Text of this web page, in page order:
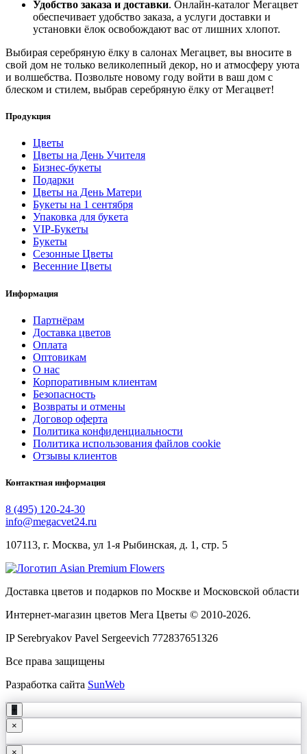
Удобство заказа и доставки. Онлайн-каталог Мегацвет
обеспечивает удобство заказа, а услуги доставки и
установки ёлок освобождают вас от лишних хлопот.
Выбирая серебряную ёлку в салонах Мегацвет, вы вносите в
свой дом не только великолепный декор, но и атмосферу уюта
и волшебства. Позвольте новому году войти в ваш дом с
блеском и стилем, выбрав серебряную ёлку от Мегацвет!
Продукция
Цветы
Цветы на День Учителя
Бизнес-букеты
Подарки
Цветы на День Матери
Букеты на 1 сентября
Упаковка для букета
VIP-Букеты
Букеты
Сезонные Цветы
Весенние Цветы
Информация
Партнёрам
Доставка цветов
Оплата
Оптовикам
О нас
Корпоративным клиентам
Безопасность
Возвраты и отмены
Договор оферта
Политика конфиденциальности
Политика использования файлов cookie
Отзывы клиентов
Контактная информация
8 (495) 120-24-30
info@megacvet24.ru
107113, г. Москва, ул 1-я Рыбинская, д. 1, стр. 5
Доставка цветов и подарков по Москве и Московской области
Интернет-магазин цветов Мега Цветы © 2010-2026.
IP Serebryakov Pavel Sergeevich 772837651326
Все права защищены
Разработка сайта SunWeb
+
×